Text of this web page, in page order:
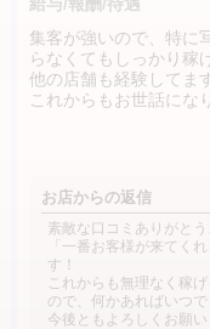
集客が強いので、特に
らなくてもしっかり稼
他の店舗も経験してま
これからもお世話にな
お店からの返信
素敵な口コミありがとう
「一番お客様が来てく
す！
これからも無理なく稼
ので、何かあればいつ
今後ともよろしくお願い